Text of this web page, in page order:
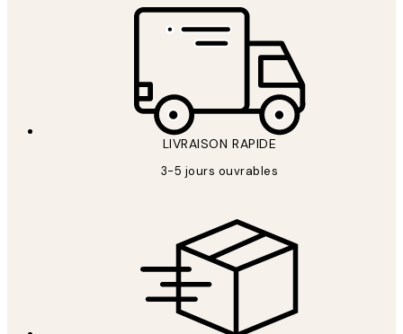
LIVRAISON RAPIDE
3-5 jours ouvrables